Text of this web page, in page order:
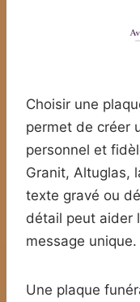
Choisir une
permet de créer
personnel et
Granit, Altuglas,
texte gravé ou
détail peut aider
message unique.
Une plaque